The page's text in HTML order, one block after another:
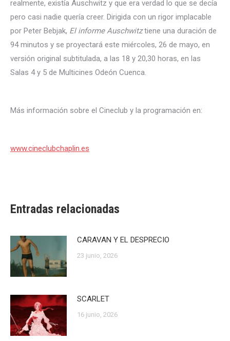
realmente, existía Auschwitz y que era verdad lo que se decía
pero casi nadie quería creer. Dirigida con un rigor implacable
por Peter Bebjak, El informe Auschwitztiene una duración de
94 minutos y se proyectará este miércoles, 26 de mayo, en
versión original subtitulada, a las 18 y 20,30 horas, en las
Salas 4 y 5 de Multicines Odeón Cuenca.
Más información sobre el Cineclub y la programación en:
www.cineclubchaplin.es
Entradas relacionadas
CARAVAN Y EL DESPRECIO
23 junio, 2026
SCARLET
16 junio, 2026